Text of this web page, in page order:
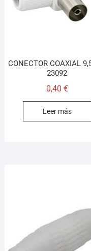
CONECTOR COAXIAL
23092
0,40 €
Leer más